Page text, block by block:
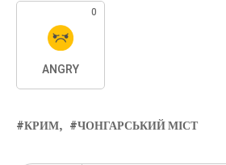
0
ANGRY
КРИМ ЧОНГАРСЬКИЙ МІСТ